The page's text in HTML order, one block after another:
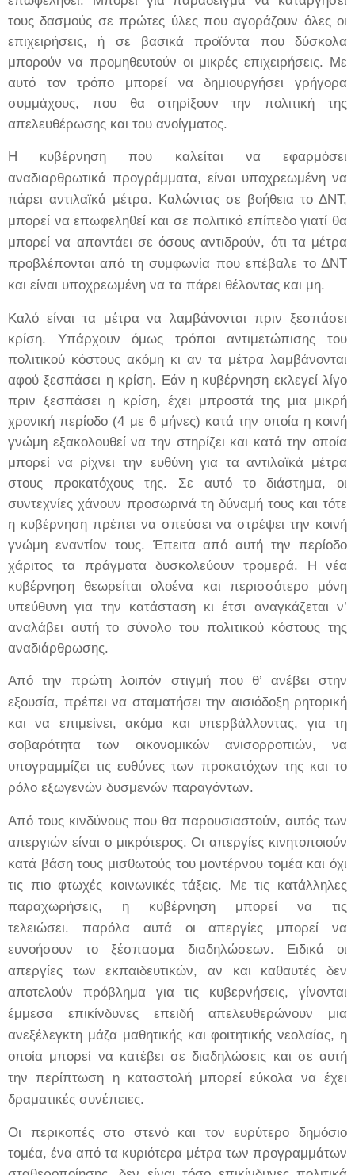
τους δασμούς σε πρώτες ύλες που αγοράζουν όλες οι
επιχειρήσεις, ή σε βασικά προϊόντα που δύσκολα
μπορούν να προμηθευτούν οι μικρές επιχειρήσεις. Με
αυτό τον τρόπο μπορεί να δημιουργήσει γρήγορα
συμμάχους, που θα στηρίξουν την πολιτική της
απελευθέρωσης και του ανοίγματος.
Η κυβέρνηση που καλείται να εφαρμόσει
αναδιαρθρωτικά προγράμματα, είναι υποχρεωμένη να
πάρει αντιλαϊκά μέτρα. Καλώντας σε βοήθεια το ΔΝΤ,
μπορεί να επωφεληθεί και σε πολιτικό επίπεδο γιατί θα
μπορεί να απαντάει σε όσους αντιδρούν, ότι τα μέτρα
προβλέπονται από τη συμφωνία που επέβαλε το ΔΝΤ
και είναι υποχρεωμένη να τα πάρει θέλοντας και μη.
Καλό είναι τα μέτρα να λαμβάνονται πριν ξεσπάσει
κρίση. Υπάρχουν όμως τρόποι αντιμετώπισης του
πολιτικού κόστους ακόμη κι αν τα μέτρα λαμβάνονται
αφού ξεσπάσει η κρίση. Εάν η κυβέρνηση εκλεγεί λίγο
πριν ξεσπάσει η κρίση, έχει μπροστά της μια μικρή
χρονική περίοδο (4 με 6 μήνες) κατά την οποία η κοινή
γνώμη εξακολουθεί να την στηρίζει και κατά την οποία
μπορεί να ρίχνει την ευθύνη για τα αντιλαϊκά μέτρα
στους προκατόχους της. Σε αυτό το διάστημα, οι
συντεχνίες χάνουν προσωρινά τη δύναμή τους και τότε
η κυβέρνηση πρέπει να σπεύσει να στρέψει την κοινή
γνώμη εναντίον τους. Έπειτα από αυτή την περίοδο
χάριτος τα πράγματα δυσκολεύουν τρομερά. Η νέα
κυβέρνηση θεωρείται ολοένα και περισσότερο μόνη
υπεύθυνη για την κατάσταση κι έτσι αναγκάζεται ν’
αναλάβει αυτή το σύνολο του πολιτικού κόστους της
αναδιάρθρωσης.
Από την πρώτη λοιπόν στιγμή που θ’ ανέβει στην
εξουσία, πρέπει να σταματήσει την αισιόδοξη ρητορική
και να επιμείνει, ακόμα και υπερβάλλοντας, για τη
σοβαρότητα των οικονομικών ανισορροπιών, να
υπογραμμίζει τις ευθύνες των προκατόχων της και το
ρόλο εξωγενών δυσμενών παραγόντων.
Από τους κινδύνους που θα παρουσιαστούν, αυτός των
απεργιών είναι ο μικρότερος. Οι απεργίες κινητοποιούν
κατά βάση τους μισθωτούς του μοντέρνου τομέα και όχι
τις πιο φτωχές κοινωνικές τάξεις. Με τις κατάλληλες
παραχωρήσεις, η κυβέρνηση μπορεί να τις
τελειώσει. παρόλα αυτά
οι απεργίες μπορεί να
ευνοήσουν το ξέσπασμα διαδηλώσεων. Ειδικά οι
απεργίες των εκπαιδευτικών, αν και καθαυτές δεν
αποτελούν πρόβλημα για τις κυβερνήσεις, γίνονται
έμμεσα επικίνδυνες επειδή απελευθερώνουν μια
ανεξέλεγκτη μάζα μαθητικής και φοιτητικής νεολαίας, η
οποία μπορεί να κατέβει σε διαδηλώσεις και σε αυτή
την περίπτωση η καταστολή μπορεί εύκολα να έχει
δραματικές συνέπειες.
Οι περικοπές στο στενό και τον ευρύτερο δημόσιο
τομέα, ένα από τα κυριότερα μέτρα των προγραμμάτων